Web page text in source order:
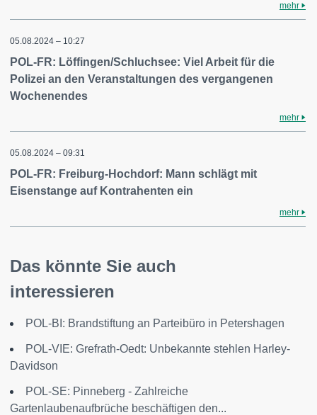
mehr
05.08.2024 – 10:27
POL-FR: Löffingen/Schluchsee: Viel Arbeit für die
Polizei an den Veranstaltungen des vergangenen
Wochenendes
mehr
05.08.2024 – 09:31
POL-FR: Freiburg-Hochdorf: Mann schlägt mit
Eisenstange auf Kontrahenten ein
mehr
Das könnte Sie auch
interessieren
POL-BI: Brandstiftung an Parteibüro in Petershagen
POL-VIE: Grefrath-Oedt: Unbekannte stehlen Harley-
Davidson
POL-SE: Pinneberg - Zahlreiche
Gartenlaubenaufbrüche beschäftigen den...